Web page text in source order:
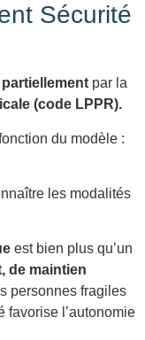
Sécurité
par la
(code LPPR).
du modèle :
les modalités
est bien plus qu’un
de maintien
personnes fragiles
favorise l’autonomie